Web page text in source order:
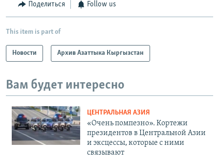
Поделиться Follow us
This item is part of
Новости Архив Азаттыка Кыргызстан
Вам будет интересно
ЦЕНТРАЛЬНАЯ АЗИЯ
«Очень помпезно». Кортежи
президентов в Центральной Азии
и эксцессы, которые с ними
связывают